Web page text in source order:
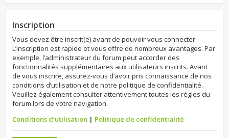
Inscription
Vous devez être inscrit(e) avant de pouvoir vous connecter.
L’inscription est rapide et vous offre de nombreux avantages. Par
exemple, l’administrateur du forum peut accorder des
fonctionnalités supplémentaires aux utilisateurs inscrits. Avant
de vous inscrire, assurez-vous d’avoir pris connaissance de nos
conditions d’utilisation et de notre politique de confidentialité.
Veuillez également consulter attentivement toutes les règles du
forum lors de votre navigation.
Conditions d’utilisation | Politique de confidentialité